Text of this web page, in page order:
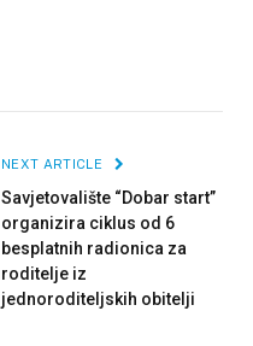
NEXT ARTICLE
Savjetovalište “Dobar start”
organizira ciklus od 6
besplatnih radionica za
roditelje iz
jednoroditeljskih obitelji